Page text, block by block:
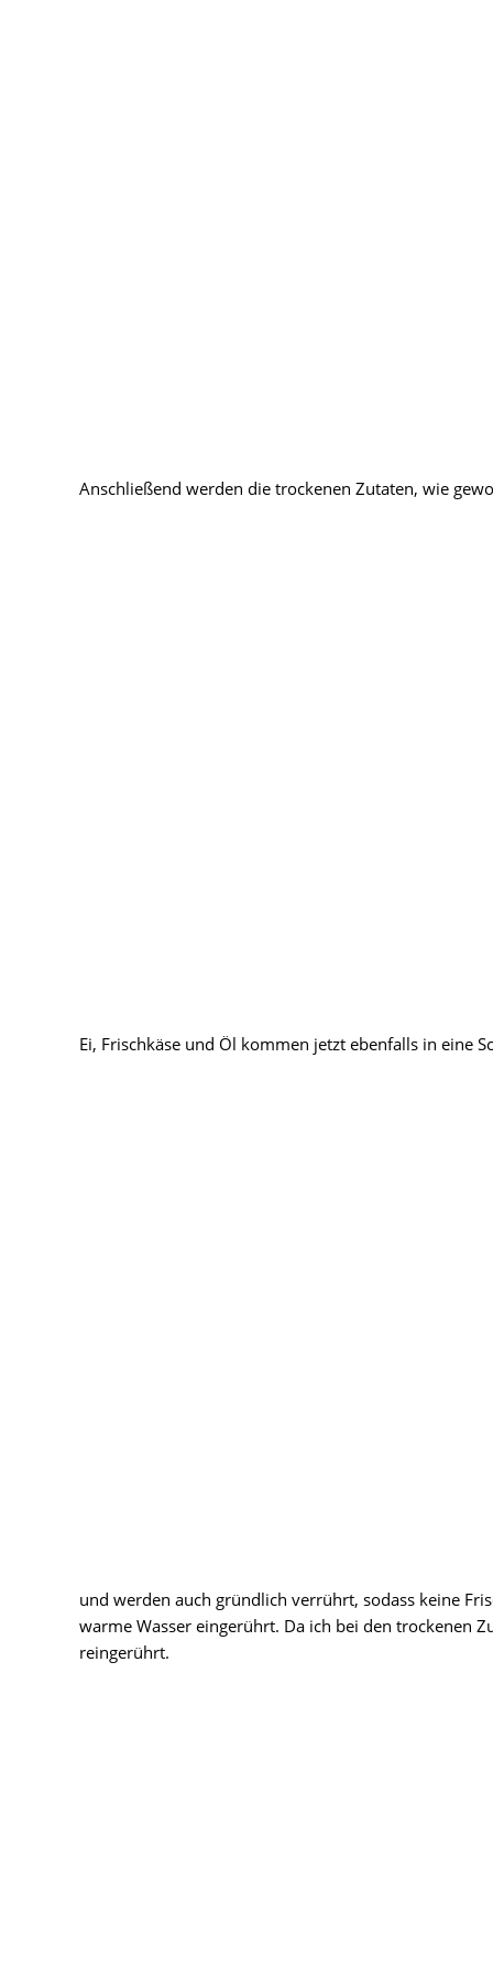
Anschließend werden die trockenen Zutaten, wie
Ei, Frischkäse und Öl kommen jetzt ebenfalls in eine
und werden auch gründlich verrührt, sodass keine
warme Wasser eingerührt. Da ich bei den trockenen
reingerührt.